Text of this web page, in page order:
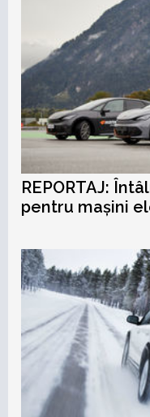
REPORTAJ:
pentru mașini